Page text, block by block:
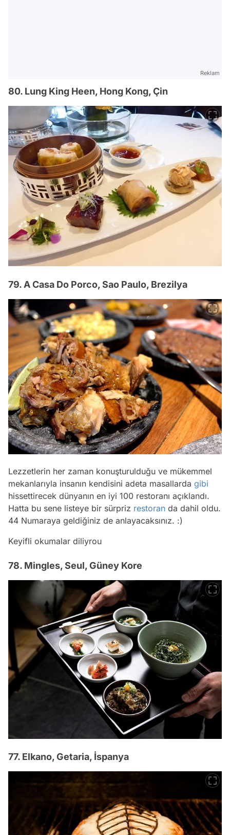
Reklam
80. Lung King Heen, Hong Kong, Çin
79. A Casa Do Porco, Sao Paulo, Brezilya
Lezzetlerin her zaman konuşturulduğu ve mükemmel
mekanlarıyla insanın kendisini adeta masallarda gibi
hissettirecek dünyanın en iyi 100 restoranı açıklandı.
Hatta bu sene listeye bir sürpriz restoran da dahil oldu.
44 Numaraya geldiğiniz de anlayacaksınız. :)
Keyifli okumalar diliyrou
78. Mingles, Seul, Güney Kore
77. Elkano, Getaria, İspanya